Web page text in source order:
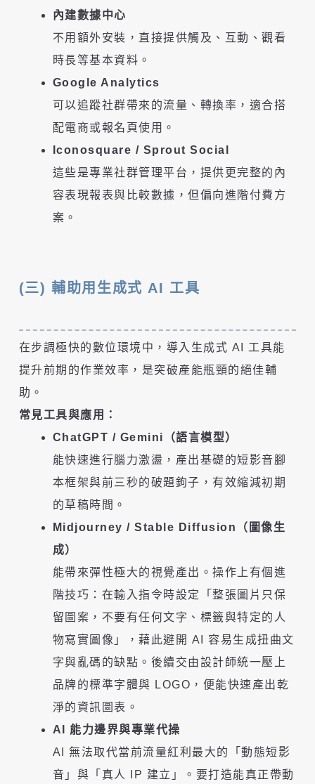
內建數據中心
不用額外安裝，直接提供觸及、互動、觀看
時長等基本資料。
Google Analytics
可以追蹤社群帶來的流量、轉換率，適合搭
配電商或報名頁使用。
Iconosquare / Sprout Social
這些是專業社群管理平台，提供更完整的內
容表現報表與比較數據，但偏向進階付費方
案。
(三) 輔助用生成式 AI 工具
在步調極快的數位環境中，導入生成式 AI 工具能
提升前期的作業效率，是突破產能瓶頸的絕佳輔
助。
常見工具與應用：
ChatGPT / Gemini（語言模型）
能快速進行腦力激盪，產出基礎的短影音腳
本框架與前三秒的破題鉤子，有效縮減初期
的草稿時間。
Midjourney / Stable Diffusion（圖像生
成）
能帶來彈性極大的視覺產出。操作上有個進
階技巧：在輸入指令時設定「整張圖片只保
留圖案，不要有任何文字、標籤與特定的人
物寫實圖像」，藉此避開 AI 容易生成扭曲文
字與亂碼的缺點。後續交由設計師統一壓上
品牌的標準字體與 LOGO，便能快速產出乾
淨的資訊圖表。
AI 能力邊界與專業代操
AI 無法取代當前流量紅利最大的「動態短影
音」與「真人 IP 建立」。要打造能真正帶動